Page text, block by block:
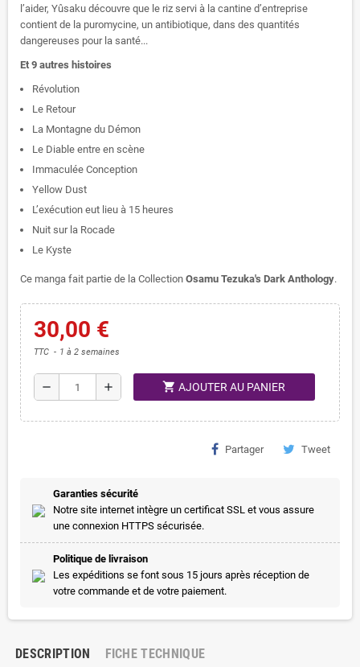
l’aider, Yûsaku découvre que le riz servi à la cantine d’entreprise
contient de la puromycine, un antibiotique, dans des quantités
dangereuses pour la santé...
Et 9 autres histoires
Révolution
Le Retour
La Montagne du Démon
Le Diable entre en scène
Immaculée Conception
Yellow Dust
L’exécution eut lieu à 15 heures
Nuit sur la Rocade
Le Kyste
Ce manga fait partie de la Collection Osamu Tezuka's Dark Anthology.
30,00 €
TTC 1 à 2 semaines
remove add shopping_cart AJOUTER AU PANIER
Partager Tweet
Garanties sécurité
Notre site internet intègre un certificat SSL et vous assure
une connexion HTTPS sécurisée.
Politique de livraison
Les expéditions se font sous 15 jours après réception de
votre commande et de votre paiement.
DESCRIPTION FICHE TECHNIQUE